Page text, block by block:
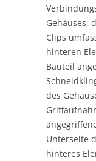
Gehäuses,
Clips
hinteren
Bauteil
des
Unterseite
hinteres